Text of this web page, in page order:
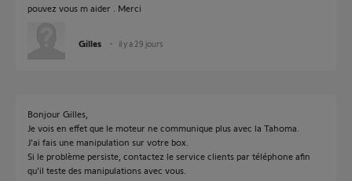
pouvez vous m aider . Merci
Gilles il y a 29 jours
Bonjour Gilles,
Je vois en effet que le moteur ne communique plus avec la Tahoma.
J'ai fais une manipulation sur votre box.
Si le problème persiste, contactez le service clients par téléphone afin
qu'il teste des manipulations avec vous.